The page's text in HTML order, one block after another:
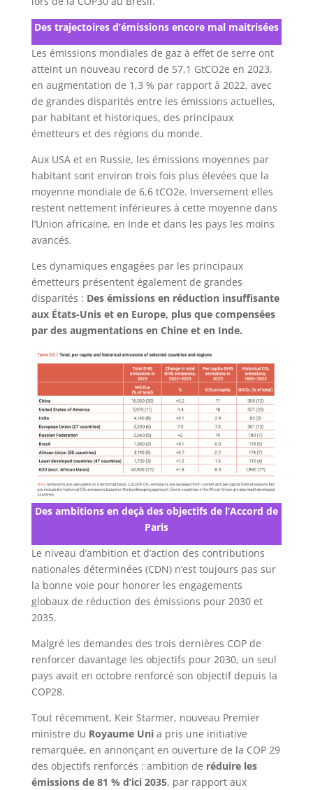
Des trajectoires d’émissions encore mal maitrisées
Les émissions mondiales de gaz à effet de serre ont
atteint un nouveau record de 57,1 GtCO2e en 2023,
en augmentation de 1,3 % par rapport à 2022, avec
de grandes disparités entre les émissions actuelles,
par habitant et historiques, des principaux
émetteurs et des régions du monde.
Aux USA et en Russie, les émissions moyennes par
habitant sont environ trois fois plus élevées que la
moyenne mondiale de 6,6 tCO2e. Inversement elles
restent nettement inférieures à cette moyenne dans
l’Union africaine, en Inde et dans les pays les moins
avancés.
Les dynamiques engagées par les principaux
émetteurs présentent également de grandes
disparités : Des émissions en réduction insuffisante
aux États-Unis et en Europe, plus que compensées
par des augmentations en Chine et en Inde.
Des ambitions en deçà des objectifs de l’Accord de
Paris
Le niveau d’ambition et d’action des contributions
nationales déterminées (CDN) n’est toujours pas sur
la bonne voie pour honorer les engagements
globaux de réduction des émissions pour 2030 et
2035.
Malgré les demandes des trois dernières COP de
renforcer davantage les objectifs pour 2030, un seul
pays avait en octobre renforcé son objectif depuis la
COP28.
Tout récemment, Keir Starmer, nouveau Premier
ministre du Royaume Uni a pris une initiative
remarquée, en annonçant en ouverture de la COP 29
des objectifs renforcés : ambition de réduire les
émissions de 81 % d’ici 2035, par rapport aux